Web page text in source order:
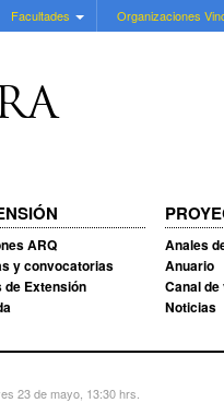
Facultades Organizaciones
ARQ
y convocatorias
de Extensión
Anales
Anuario
Canal
Noticias
23 de mayo, 13:30 hrs.